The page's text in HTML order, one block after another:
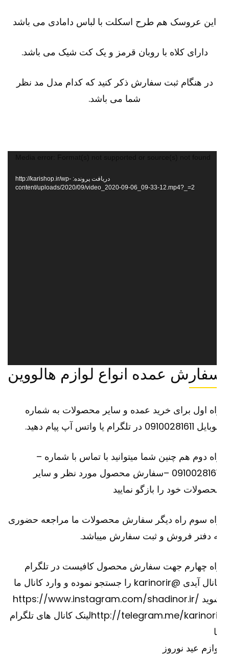
این عروسک هم طرح اسکلت با لباس دامادی می باشد
دارای کلاه با روبان قرمز و یک کت شیک می باشد.
در هنگام ثبت سفارش ذکر کنید که کدام مدل مد نظر
شما می باشد.
دریافت پرونده: http://karishop.ir/wp-
content/uploads/2020/09/video_2020-09-06_09-33-12.mp4?_=2
عمده انواع لوازم هالووین
اول برای خرید عمده و سایر محصولات به شماره
در تلگرام یا واتس آپ پیام دهید.
دوم هم چنین شما میتوانید با تماس با شماره –
09100281611 –سفارش محصول مورد نظر و سایر
خود را بازگو نمایید
سوم راه دیگر سفارش محصولات ما مراجعه حضوری
دفتر فروش و ثبت سفارش میباشد.
چهارم جهت سفارش محصول کافیست در تلگرام
کانال آیدی @karinorir را جستجو نموده و وارد کانال ما
https://www.instagram.com/shadinor.ir/
http://telegram.me/لینک کانال های تلگرام
عید نوروز